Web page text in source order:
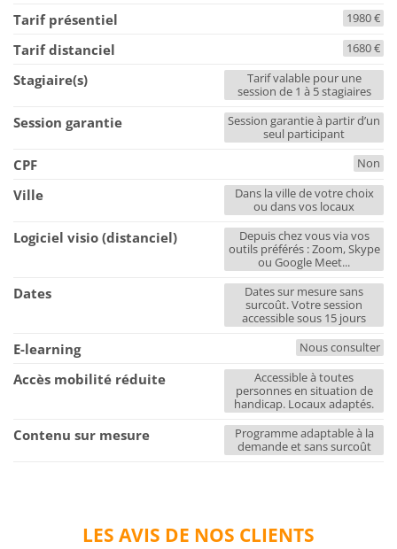
LES AVIS DE NOS CLIENTS
Tarif présentiel 1980 €
Tarif distanciel 1680 €
Stagiaire(s)
Tarif valable pour une
session de 1 à 5 stagiaires
Session garantie
Session garantie à partir d’un
seul participant
CPF Non
Ville
Dans la ville de votre choix
ou dans vos locaux
Logiciel visio (distanciel)
Depuis chez vous via vos
outils préférés : Zoom, Skype
ou Google Meet...
Dates
Dates sur mesure sans
surcoût. Votre session
accessible sous 15 jours
E-learning Nous consulter
Accès mobilité réduite
Accessible à toutes
personnes en situation de
handicap. Locaux adaptés.
Contenu sur mesure
Programme adaptable à la
demande et sans surcoût